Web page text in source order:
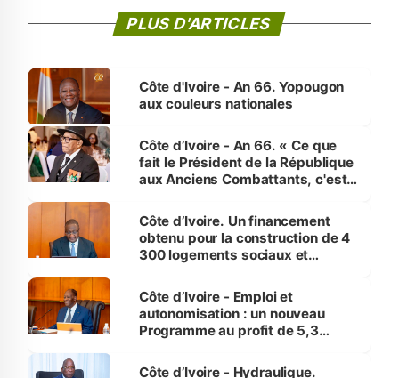
PLUS D'ARTICLES
Côte d'Ivoire - An 66. Yopougon
aux couleurs nationales
Côte d’Ivoire - An 66. « Ce que
fait le Président de la République
aux Anciens Combattants, c'est
Côte d’Ivoire. Un financement
obtenu pour la construction de 4
300 logements sociaux et
et Yamoussoukro
Côte d’Ivoire - Emploi et
autonomisation : un nouveau
Programme au profit de 5,3
Côte d’Ivoire - Hydraulique.